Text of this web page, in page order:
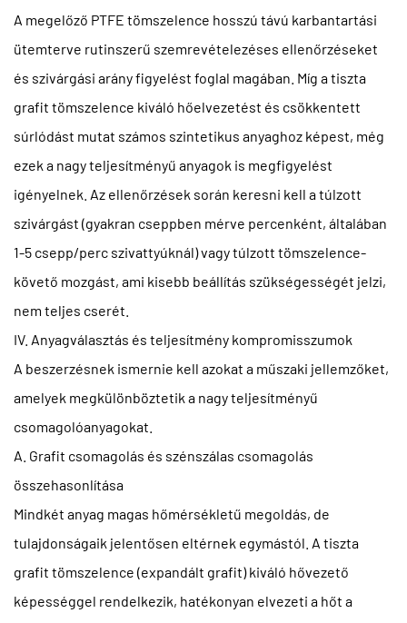
A megelőző PTFE tömszelence hosszú távú karbantartási
ütemterve rutinszerű szemrevételezéses ellenőrzéseket
és szivárgási arány figyelést foglal magában. Míg a tiszta
grafit tömszelence kiváló hőelvezetést és csökkentett
súrlódást mutat számos szintetikus anyaghoz képest, még
ezek a nagy teljesítményű anyagok is megfigyelést
igényelnek. Az ellenőrzések során keresni kell a túlzott
szivárgást (gyakran cseppben mérve percenként, általában
1-5 csepp/perc szivattyúknál) vagy túlzott tömszelence-
követő mozgást, ami kisebb beállítás szükségességét jelzi,
nem teljes cserét.
IV. Anyagválasztás és teljesítmény kompromisszumok
A beszerzésnek ismernie kell azokat a műszaki jellemzőket,
amelyek megkülönböztetik a nagy teljesítményű
csomagolóanyagokat.
A. Grafit csomagolás és szénszálas csomagolás
összehasonlítása
Mindkét anyag magas hőmérsékletű megoldás, de
tulajdonságaik jelentősen eltérnek egymástól. A tiszta
grafit tömszelence (expandált grafit) kiváló hővezető
képességgel rendelkezik, hatékonyan elvezeti a hőt a